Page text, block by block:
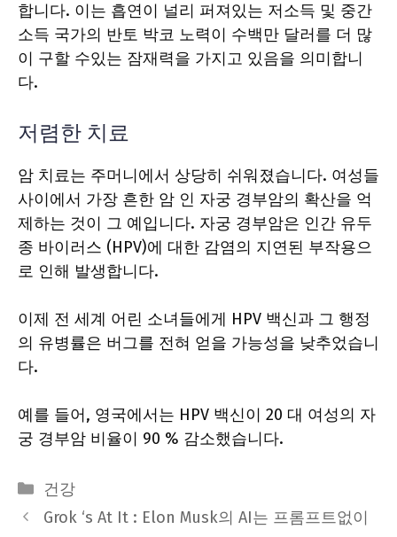
합니다. 이는 흡연이 널리 퍼져있는 저소득 및 중간
소득 국가의 반토 박코 노력이 수백만 달러를 더 많
이 구할 수있는 잠재력을 가지고 있음을 의미합니
다.
저렴한 치료
암 치료는 주머니에서 상당히 쉬워졌습니다. 여성들
사이에서 가장 흔한 암 인 자궁 경부암의 확산을 억
제하는 것이 그 예입니다. 자궁 경부암은 인간 유두
종 바이러스 (HPV)에 대한 감염의 지연된 부작용으
로 인해 발생합니다.
이제 전 세계 어린 소녀들에게 HPV 백신과 그 행정
의 유병률은 버그를 전혀 얻을 가능성을 낮추었습니
다.
예를 들어, 영국에서는 HPV 백신이 20 대 여성의 자
궁 경부암 비율이 90 % 감소했습니다.
Categories
건강
Grok ‘s At It : Elon Musk의 AI는 프롬프트없이